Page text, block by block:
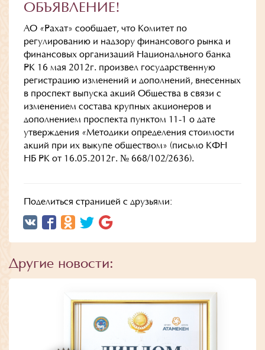
ОБЪЯВЛЕНИЕ!
АО «Рахат» сообщает, что Комитет по
регулированию и надзору финансового рынка и
финансовых организаций Национального банка
РК 16 мая 2012г. произвел государственную
регистрацию изменений и дополнений, внесенных
в проспект выпуска акций Общества в связи с
изменением состава крупных акционеров и
дополнением проспекта пунктом 11-1 о дате
утверждения «Методики определения стоимости
акций при их выкупе обществом» (письмо КФН
НБ РК от 16.05.2012г. № 668/102/2636).
Поделиться страницей с друзьями:
Другие новости: